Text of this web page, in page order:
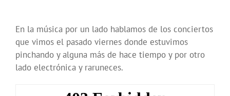
En la música por un lado hablamos de los conciertos
que vimos el pasado viernes donde estuvimos
pinchando y alguna más de hace tiempo y por otro
lado electrónica y raruneces.